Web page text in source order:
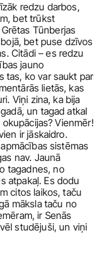
redzu darbos,
bet trūkst
Tūnberjas
bet puse dzīvos
Citādi – es redzu
jauno
tas, ko var saukt par
lietās, kas
Viņi zina, ka bija
un tagad atkal
Vienmēr!
ir jāskaidro.
sistēmas
nav. Jaunā
tagadnes, no
atpakaļ. Es dodu
citos laikos, taču
māksla taču no
ir Senās
studējuši, un viņi